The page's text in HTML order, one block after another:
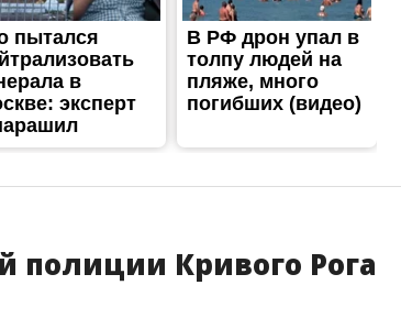
полиции Кривого Рога